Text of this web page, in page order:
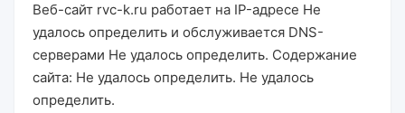
Веб-сайт rvc-k.ru работает на IP-адресе Не
удалось определить и обслуживается DNS-
серверами Не удалось определить. Содержание
сайта: Не удалось определить. Не удалось
определить.